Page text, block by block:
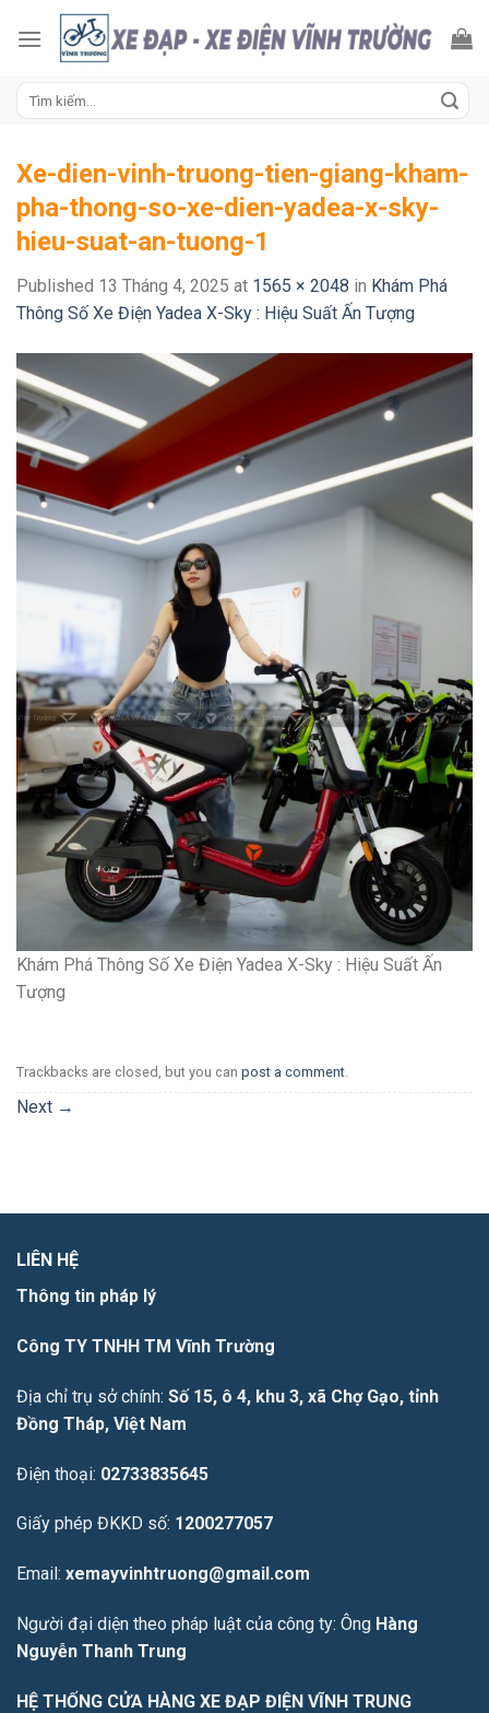
Xe-dien-vinh-truong-tien-giang-kham-
pha-thong-so-xe-dien-yadea-x-sky-
hieu-suat-an-tuong-1
Published 13 Tháng 4, 2025 at 1565 × 2048 in Khám Phá
Thông Số Xe Điện Yadea X-Sky : Hiệu Suất Ấn Tượng
Khám Phá Thông Số Xe Điện Yadea X-Sky : Hiệu Suất Ấn
Tượng
Trackbacks are closed, but you can post a comment.
Next →
LIÊN HỆ
Thông tin pháp lý
Công TY TNHH TM Vĩnh Trường
Địa chỉ trụ sở chính: Số 15, ô 4, khu 3, xã Chợ Gạo, tỉnh
Đồng Tháp, Việt Nam
Điện thoại: 02733835645
Giấy phép ĐKKD số: 1200277057
Email: xemayvinhtruong@gmail.com
Người đại diện theo pháp luật của công ty: Ông Hàng
Nguyễn Thanh Trung
HỆ THỐNG CỬA HÀNG XE ĐẠP ĐIỆN VĨNH TRUNG